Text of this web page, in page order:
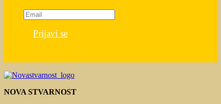
Prijavi se
NOVA STVARNOST